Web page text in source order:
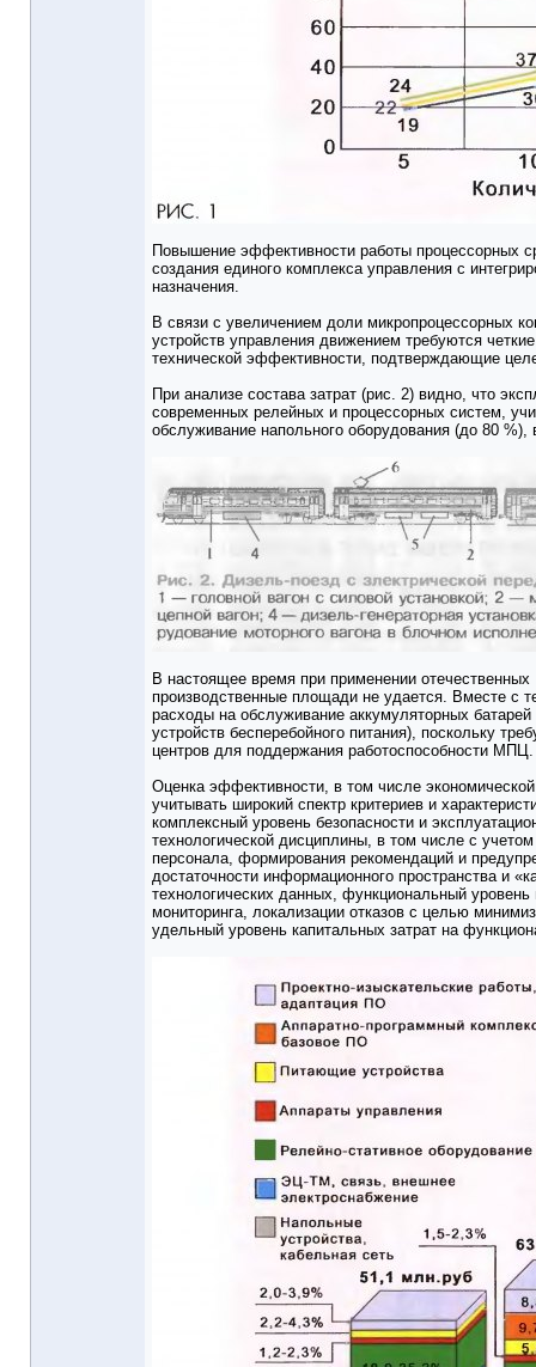
Повышение эффективности работы процессорных
создания единого комплекса управления с
назначения.
В связи с увеличением доли микропроцессорных
устройств управления движением требуются
технической эффективности, подтверждающие
При анализе состава затрат (рис. 2) видно, что
современных релейных и процессорных систем,
обслуживание напольного оборудования (до 80
В настоящее время при применении
производственные площади не удается. Вместе с
расходы на обслуживание аккумуляторных
устройств бесперебойного питания), поскольку
центров для поддержания работоспособности МПЦ.
Оценка эффективности, в том числе
учитывать широкий спектр критериев и
комплексный уровень безопасности и
технологической дисциплины, в том числе с
персонала, формирования рекомендаций и
достаточности информационного пространства и
технологических данных, функциональный уровень
мониторинга, локализации отказов с целью
удельный уровень капитальных затрат на